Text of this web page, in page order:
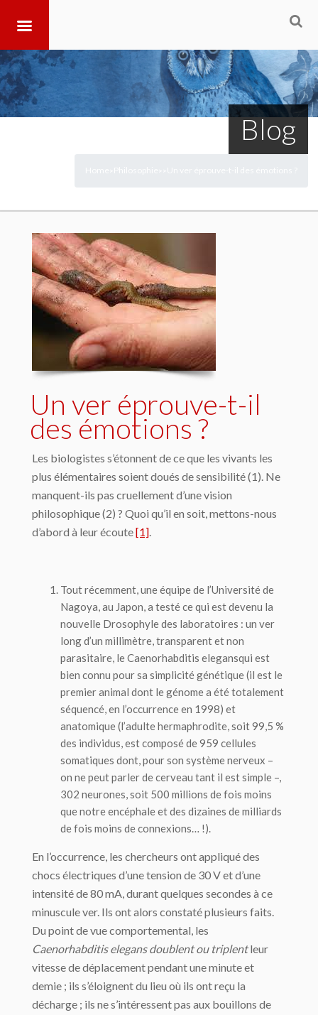
Blog
Un ver éprouve-t-il
des émotions ?
Les biologistes s’étonnent de ce que les vivants les
plus élémentaires soient doués de sensibilité (1). Ne
manquent-ils pas cruellement d’une vision
philosophique (2) ? Quoi qu’il en soit, mettons-nous
d’abord à leur écoute[1].
Tout récemment, une équipe de l’Université de
Nagoya, au Japon, a testé ce qui est devenu la
nouvelle Drosophyle des laboratoires : un ver
long d’un millimètre, transparent et non
parasitaire, leCaenorhabditis elegansqui est
bien connu pour sa simplicité génétique (il est le
premier animal dont le génome a été totalement
séquencé, en l’occurrence en 1998) et
anatomique (l’adulte hermaphrodite, soit 99,5 %
des individus, est composé de 959 cellules
somatiques dont, pour son système nerveux –
on ne peut parler de cerveau tant il est simple –,
302 neurones, soit 500 millions de fois moins
que notre encéphale et des dizaines de milliards
de fois moins de connexions… !).
En l’occurrence, les chercheurs ont appliqué des
chocs électriques d’une tension de 30 V et d’une
intensité de 80 mA, durant quelques secondes à ce
minuscule ver. Ils ont alors constaté plusieurs faits.
Du point de vue comportemental, les
Caenorhabditiselegans doublent ou triplentleur
vitesse de déplacement pendant une minute et
demie ; ils s’éloignent du lieu où ils ont reçu la
décharge ; ils ne s’intéressent pas aux bouillons de